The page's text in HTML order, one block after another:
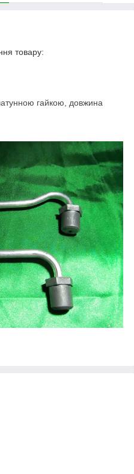
товару:
гайкою, довжина